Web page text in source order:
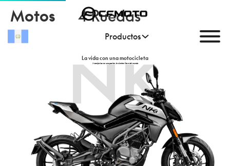
Productos
Motos 4 Ruedas
La vida con una motocicleta
Manejarlas es una pasión, te sientes libre del mundo
NK